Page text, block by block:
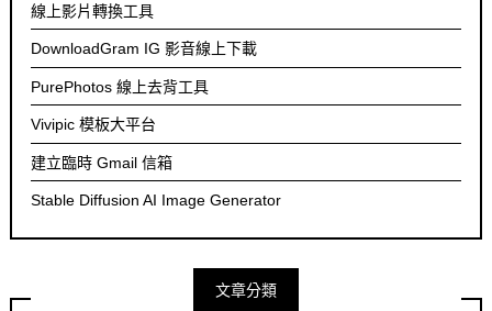
線上影片轉換工具
DownloadGram IG 影音線上下載
PurePhotos 線上去背工具
Vivipic 模板大平台
建立臨時 Gmail 信箱
Stable Diffusion AI Image Generator
文章分類